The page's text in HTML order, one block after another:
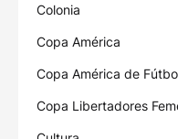
Colonia
Copa América
Copa América de
Copa Libertadores